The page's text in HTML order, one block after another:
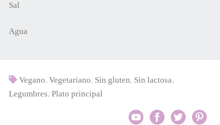
Sal
Agua
Vegano, Vegetariano, Sin gluten, Sin lactosa,
Legumbres, Plato principal